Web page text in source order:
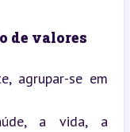
de valores
agrupar-se em
a vida, a